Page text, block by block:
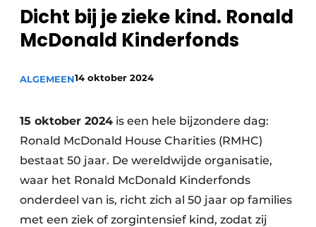
Jaarboek
Jubileumboek
Nieuwsbrief
Privacy / Cookie statement
Vacatures
Video’s
Ziekenhuizen
Woonzorg & Verpleeghuizen
Laboratoria
Dicht bij je zieke kind. Ronald
McDonald Kinderfonds
ALGEMEEN14 oktober 2024
15 oktober 2024 is een hele bijzondere dag:
Ronald McDonald House Charities (RMHC)
bestaat 50 jaar. De wereldwijde organisatie,
waar het Ronald McDonald Kinderfonds
onderdeel van is, richt zich al 50 jaar op families
met een ziek of zorgintensief kind, zodat zij